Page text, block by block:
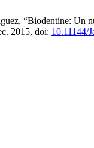
“Biodentine: Un
2015, doi: 10.11144/